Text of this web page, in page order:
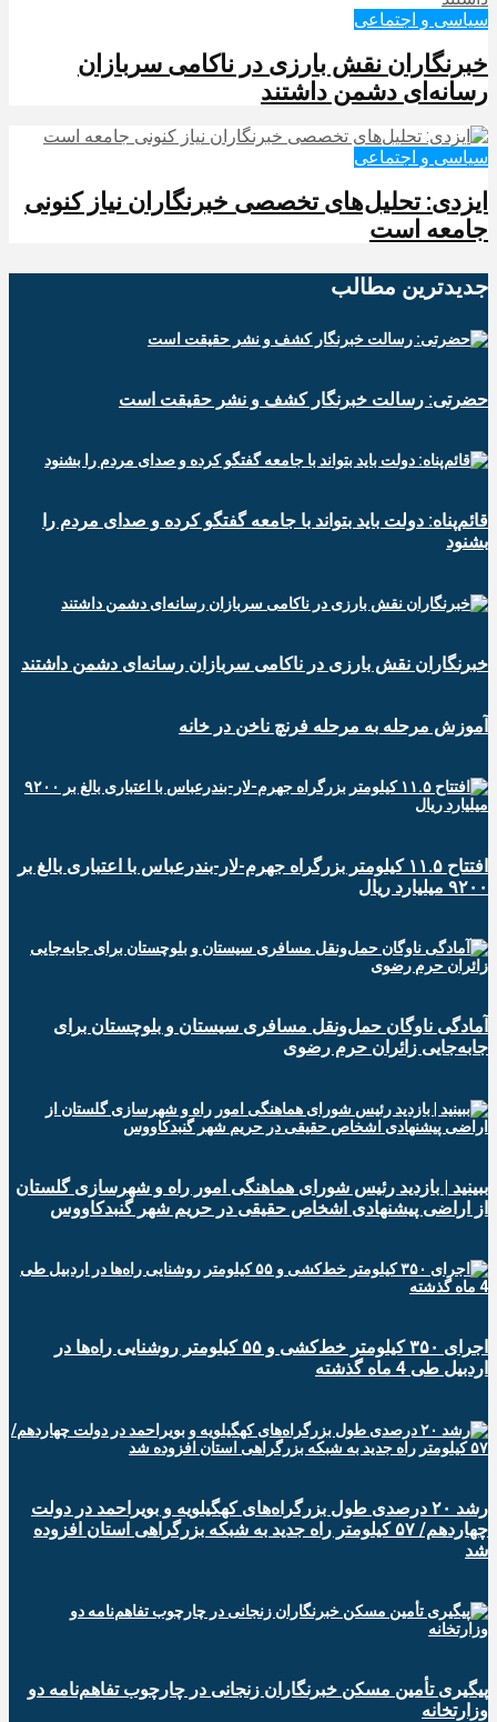
سیاسی و اجتماعی
خبرنگاران نقش بارزی در ناکامی سربازان
رسانه‌ای دشمن داشتند
سیاسی و اجتماعی
ایزدی: تحلیل‌های تخصصی خبرنگاران نیاز کنونی
جامعه است
جدیدترین‌ مطالب
حضرتی: رسالت خبرنگار کشف و نشر حقیقت است
قائم‌پناه: دولت باید بتواند با جامعه گفتگو کرده و صدای مردم را
بشنود
خبرنگاران نقش بارزی در ناکامی سربازان رسانه‌ای دشمن داشتند
آموزش مرحله به مرحله فرنچ ناخن در خانه
افتتاح ۱۱.۵ کیلومتر بزرگراه جهرم-لار-بندرعباس با اعتباری بالغ بر
۹۲۰۰ میلیارد ریال
آمادگی ناوگان حمل‌ونقل مسافری سیستان و بلوچستان برای
جابه‌جایی زائران حرم رضوی
ببینید | بازدید رئیس شورای هماهنگی امور راه و شهرسازی گلستان
از اراضی پیشنهادی اشخاص حقیقی در حریم شهر گنبدکاووس
اجرای ۳۵۰ کیلومتر خط‌کشی و ۵۵ کیلومتر روشنایی راه‌ها در
اردبیل طی 4 ماه گذشته
رشد ۲۰ درصدی طول بزرگراه‌های کهگیلویه و بویراحمد در دولت
چهاردهم/ ۵۷ کیلومتر راه جدید به شبکه بزرگراهی استان افزوده
شد
پیگیری تأمین مسکن خبرنگاران زنجانی در چارچوب تفاهم‌نامه دو
وزارتخانه